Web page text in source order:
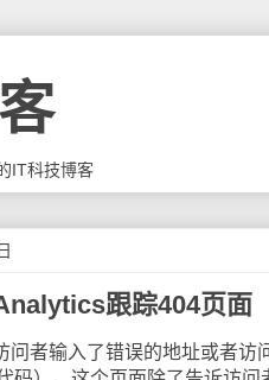
IT科技博客
跟踪404页面
者输入了错误的地址或者访